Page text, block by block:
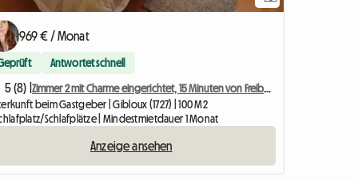
969 € / Monat
Antwortet schnell
5 (8) |
Zimmer 2 mit Charme eingerichtet, 15 Minuten von Freiburg entfernt
beim Gastgeber | Gibloux (1727) | 100 M2
Schlafplätze | Mindestmietdauer 1 Monat
Anzeige ansehen